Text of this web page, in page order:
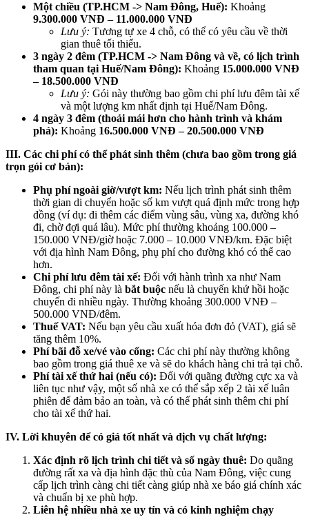
Một chiều (TP.HCM -> Nam Đông, Huế): Khoảng
9.300.000 VNĐ – 11.000.000 VNĐ
Lưu ý: Tương tự xe 4 chỗ, có thể có yêu cầu về thời
gian thuê tối thiểu.
3 ngày 2 đêm (TP.HCM -> Nam Đông và về, có lịch trình
tham quan tại Huế/Nam Đông): Khoảng 15.000.000 VNĐ
– 18.500.000 VNĐ
Lưu ý: Gói này thường bao gồm chi phí lưu đêm tài xế
và một lượng km nhất định tại Huế/Nam Đông.
4 ngày 3 đêm (thoải mái hơn cho hành trình và khám
phá): Khoảng 16.500.000 VNĐ – 20.500.000 VNĐ
III. Các chi phí có thể phát sinh thêm (chưa bao gồm trong giá
trọn gói cơ bản):
Phụ phí ngoài giờ/vượt km: Nếu lịch trình phát sinh thêm
thời gian di chuyển hoặc số km vượt quá định mức trong hợp
đồng (ví dụ: đi thêm các điểm vùng sâu, vùng xa, đường khó
đi, chờ đợi quá lâu). Mức phí thường khoảng 100.000 –
150.000 VNĐ/giờ hoặc 7.000 – 10.000 VNĐ/km. Đặc biệt
với địa hình Nam Đông, phụ phí cho đường khó có thể cao
hơn.
Chi phí lưu đêm tài xế: Đối với hành trình xa như Nam
Đông, chi phí này là bắt buộc nếu là chuyến khứ hồi hoặc
chuyến đi nhiều ngày. Thường khoảng 300.000 VNĐ –
500.000 VNĐ/đêm.
Thuế VAT: Nếu bạn yêu cầu xuất hóa đơn đỏ (VAT), giá sẽ
tăng thêm 10%.
Phí bãi đỗ xe/vé vào cổng: Các chi phí này thường không
bao gồm trong giá thuê xe và sẽ do khách hàng chi trả tại chỗ.
Phí tài xế thứ hai (nếu có): Đối với quãng đường cực xa và
liên tục như vậy, một số nhà xe có thể sắp xếp 2 tài xế luân
phiên để đảm bảo an toàn, và có thể phát sinh thêm chi phí
cho tài xế thứ hai.
IV. Lời khuyên để có giá tốt nhất và dịch vụ chất lượng:
Xác định rõ lịch trình chi tiết và số ngày thuê: Do quãng
đường rất xa và địa hình đặc thù của Nam Đông, việc cung
cấp lịch trình càng chi tiết càng giúp nhà xe báo giá chính xác
và chuẩn bị xe phù hợp.
Liên hệ nhiều nhà xe uy tín và có kinh nghiệm chạy